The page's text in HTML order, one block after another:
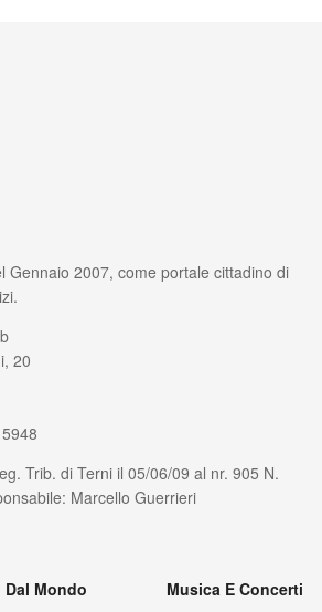
Gennaio 2007, come portale cittadino di
20
Trib. di Terni il 05/06/09 al nr. 905 N.
Marcello Guerrieri
Dal Mondo
Musica E Concerti